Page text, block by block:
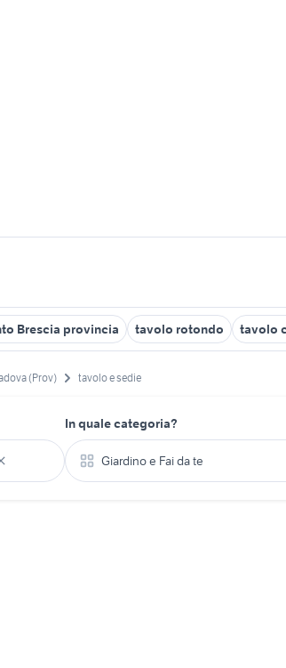
Brescia provincia tavolo rotondo tavolo
(Prov) tavolo e sedie
In quale categoria?
Giardino e Fai da te